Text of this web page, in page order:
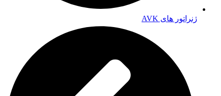
ژنراتور های AVK